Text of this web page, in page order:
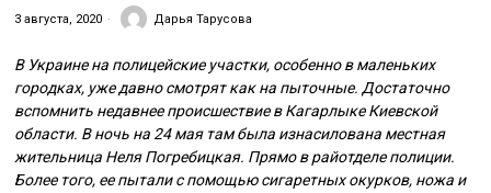
3 августа, 2020 Дарья Тарусова
В Украине на полицейские участки, особенно в маленьких
городках, уже давно смотрят как на пыточные. Достаточно
вспомнить недавнее происшествие в Кагарлыке Киевской
области. В ночь на 24 мая там была изнасилована местная
жительница Неля Погребицкая. Прямо в райотделе полиции.
Более того, ее пытали с помощью сигаретных окурков, ножа и